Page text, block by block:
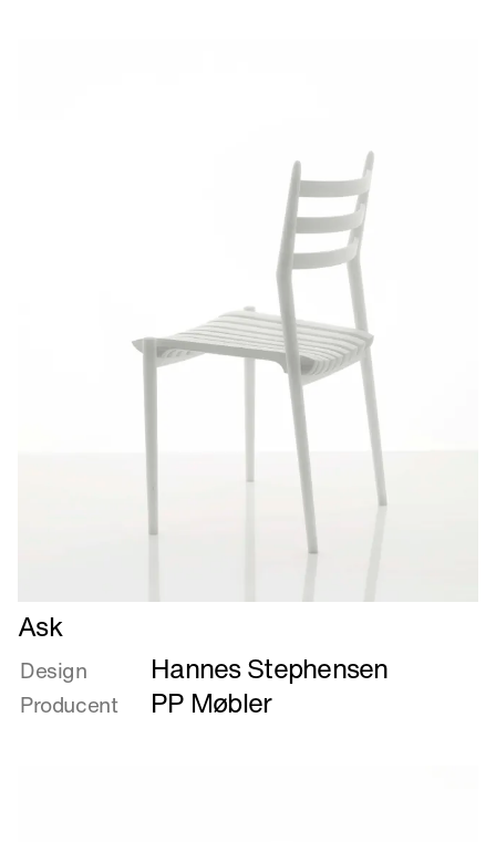
Læs
mere
om
Ask
Ask
Design Hannes Stephensen
Producent PP Møbler